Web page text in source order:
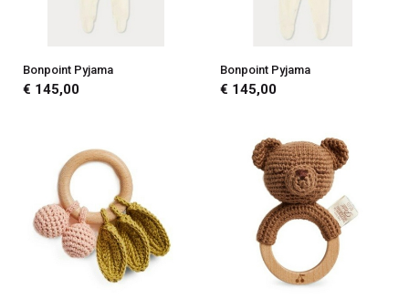
Bonpoint Pyjama
€ 145,00
Bonpoint Pyjama
€ 145,00